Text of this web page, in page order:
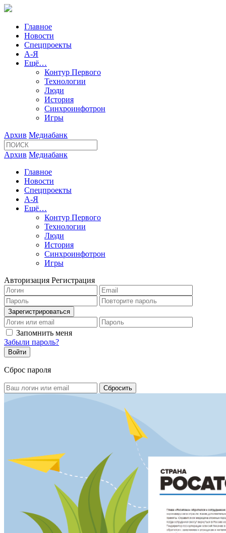
Главное
Новости
Спецпроекты
А-Я
Ещё…
Контур Первого
Технологии
Люди
История
Синхроинфотрон
Игры
Архив Медиабанк
Архив Медиабанк
Главное
Новости
Спецпроекты
А-Я
Ещё…
Контур Первого
Технологии
Люди
История
Синхроинфотрон
Игры
Авторизация Регистрация
Запомнить меня
Забыли пароль?
Сброс пароля